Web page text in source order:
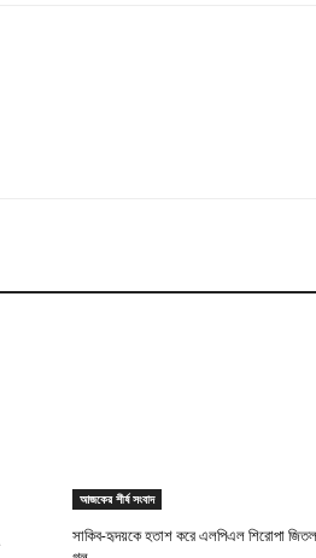
আজকের শীর্ষ সংবাদ
সাকিব-হৃদয়কে হতাশ করে এলপিএল শিরোপা জিতল